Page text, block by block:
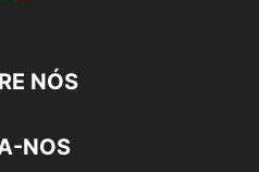
NÓS
NOS